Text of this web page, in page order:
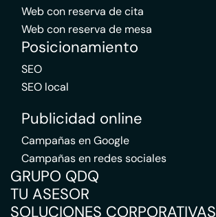
Web con reserva de cita
Web con reserva de mesa
Posicionamiento
SEO
SEO local
Publicidad online
Campañas en Google
Campañas en redes sociales
GRUPO QDQ
TU ASESOR
SOLUCIONES CORPORATIVAS